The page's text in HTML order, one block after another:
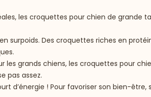
les croquettes pour chien de grande
surpoids. Des croquettes riches en
les grands chiens, les croquettes pour
pas assez.
d’énergie ! Pour favoriser son bien-